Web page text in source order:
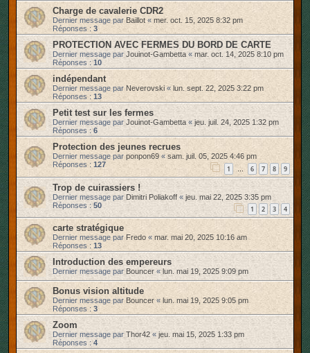
Charge de cavalerie CDR2
Dernier message par Baillot« mer. oct. 15, 2025 8:32 pm
Réponses : 3
PROTECTION AVEC FERMES DU BORD DE CARTE
Dernier message parJouinot-Gambetta « mar. oct. 14, 2025 8:10 pm
Réponses : 10
indépendant
Dernier message par Neverovski«lun. sept. 22, 2025 3:22 pm
Réponses : 13
Petit test sur les fermes
Dernier message parJouinot-Gambetta « jeu. juil. 24, 2025 1:32 pm
Réponses : 6
Protection des jeunes recrues
Dernier message par ponpon69 «sam. juil. 05, 2025 4:46 pm
Réponses : 127 1 … 6 7 8 9
Trop de cuirassiers !
Dernier message parDimitri Poliakoff « jeu. mai 22, 2025 3:35 pm
Réponses : 50 1 2 3 4
carte stratégique
Dernier message par Fredo« mar. mai 20, 2025 10:16 am
Réponses : 13
Introduction des empereurs
Dernier message par Bouncer « lun. mai 19, 2025 9:09 pm
Bonus vision altitude
Dernier message par Bouncer« lun. mai 19, 2025 9:05 pm
Réponses : 3
Zoom
Dernier message parThor42 « jeu. mai 15, 2025 1:33 pm
Réponses : 4